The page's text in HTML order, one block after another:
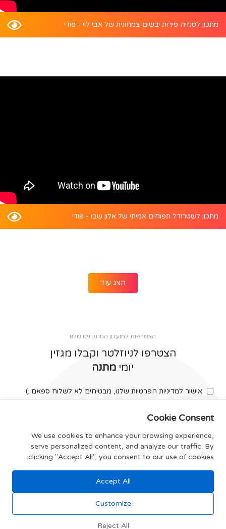
מתכון לטנזיה פירות יבשים צמחונית של אבי לוי - פודי
מתכון לשטרודל תפוחים אמיתי של אלון שבו - פודי
הצג עוד
הצטרפות למועדון המתכונים שלנו
הצטרפו לניוזלטר וקבלו מגזין
יומי מתנה
אישור למדיניות הפרטיות שלנו, מבטיחים לא לשלוח ספאם :)
צרפו אותי
תקנון האתר
Cookie Consent
We use cookies to enhance your browsing experience,
serve personalized content, and analyze our traffic. By
clicking "Accept All", you consent to our use of cookies.
Accept All
Customize
Reject All